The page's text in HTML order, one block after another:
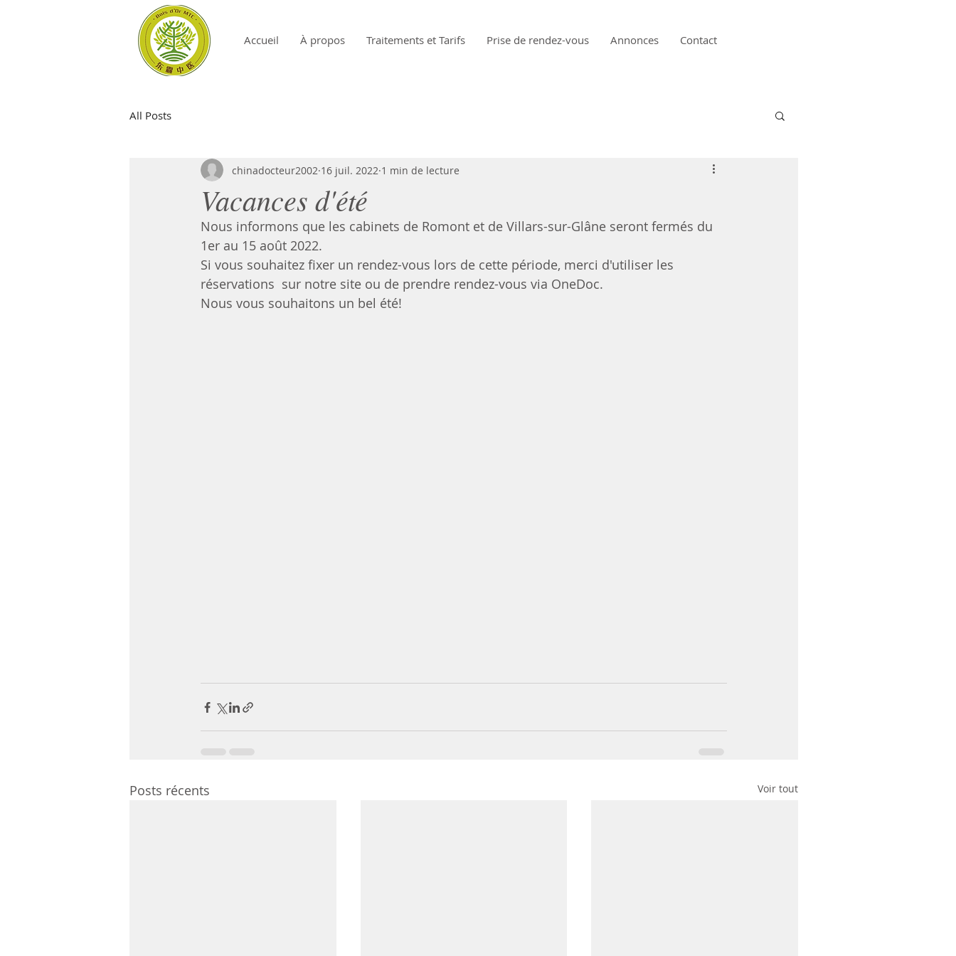
Accueil À propos Traitements et Tarifs Prise de rendez-vous Annonces Contact
All Posts
Vacances d'été
chinadocteur2002 16 juil. 2022 1 min de lecture
Nous informons que les cabinets de Romont et de Villars-sur-Glâne seront fermés du
1er au 15 août 2022.
Si vous souhaitez fixer un rendez-vous lors de cette période, merci d'utiliser les
réservations  sur notre site ou de prendre rendez-vous via OneDoc.
Nous vous souhaitons un bel été!
Posts récents Voir tout